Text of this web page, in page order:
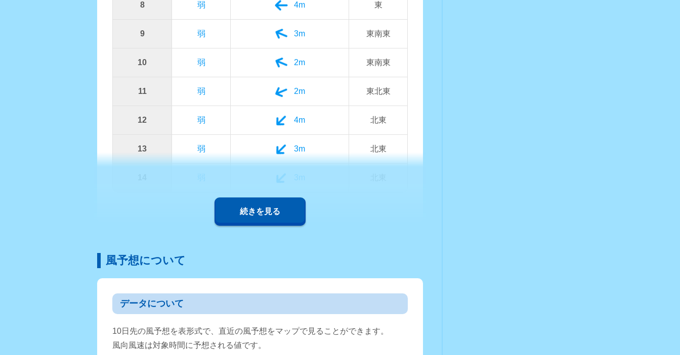
8 弱 4m 東
9 弱 3m 東南東
10 弱 2m 東南東
11 弱 2m 東北東
12 弱 4m 北東
13 弱 3m 北東
弱 3m
続きを見る
風予想について
データについて
10日先の風予想を表形式で、直近の風予想をマップで見ることができます。
風向風速は対象時間に予想される値です。